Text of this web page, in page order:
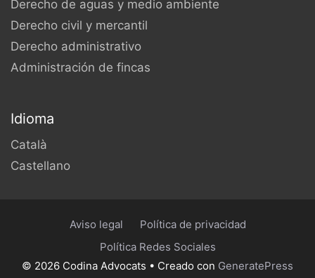
Derecho de aguas y medio ambiente
Derecho civil y mercantil
Derecho administrativo
Administración de fincas
Idioma
Català
Castellano
Aviso legal
Política de privacidad
Política Redes Sociales
© 2026 Codina Advocats • Creado con GeneratePress